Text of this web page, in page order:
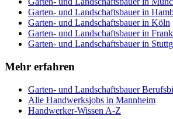
Garten- und Landschaftsbauerin
Garten- und Landschaftsbauerin Köln
Garten- und Landschaftsbauerin
Garten- und Landschaftsbauerin
Mehr erfahren
Garten- und Landschaftsbauer
Alle Handwerksjobs in Mannheim
Handwerker-Wissen A-Z